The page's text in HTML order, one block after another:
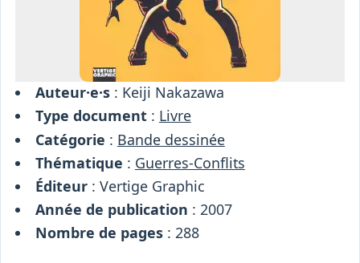
Auteur·e·s: Keiji Nakazawa
Type document: Livre
Catégorie : Bande dessinée
Thématique : Guerres-Conflits
Éditeur: Vertige Graphic
Année de publication : 2007
Nombre de pages: 288